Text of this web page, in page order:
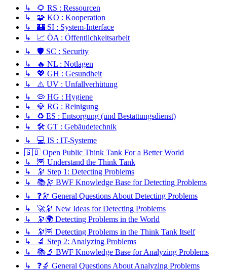
↳ 🌻 RS : Ressourcen
↳ 🧩 KO : Kooperation
↳ 🏰 SI : System-Interface
↳ 📈 ÖA : Öffentlichkeitsarbeit
↳ 🛡️ SC : Security
↳ 🔥 NL : Notlagen
↳ 💖 GH : Gesundheit
↳ ⚠️ UV : Unfallverhütung
↳ 🦠 HG : Hygiene
↳ 💎 RG : Reinigung
↳ ♻️ ES : Entsorgung (und Bestattungsdienst)
↳ 🛠️ GT : Gebäudetechnik
↳ 💻 IS : IT-Systeme
🇬🇧 Open Public Think Tank For a Better World
↳ 🦉 Understand the Think Tank
↳ 🔭 Step 1: Detecting Problems
↳ 📚🔭 BWF Knowledge Base for Detecting Problems
↳ ❓🔭 General Questions About Detecting Problems
↳ 🚀🔭 New Ideas for Detecting Problems
↳ 🔭🌍 Detecting Problems in the World
↳ 🔭🦉 Detecting Problems in the Think Tank Itself
↳ 🔬 Step 2: Analyzing Problems
↳ 📚🔬 BWF Knowledge Base for Analyzing Problems
↳ ❓🔬 General Questions About Analyzing Problems